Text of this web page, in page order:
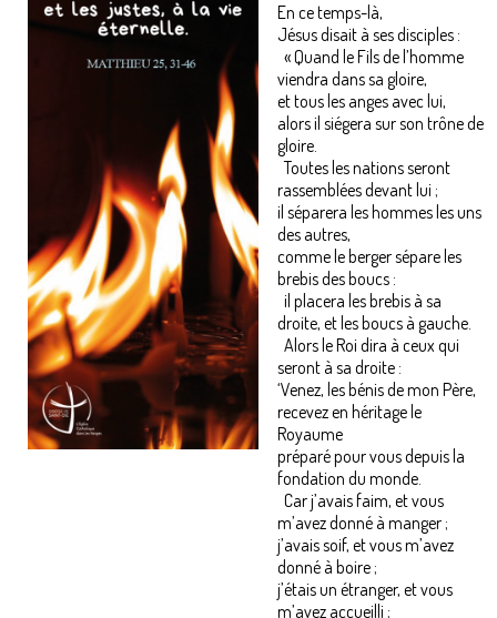
En ce temps-là,
Jésus disait à ses disciples :
« Quand le Fils de l’homme
viendra dans sa gloire,
et tous les anges avec lui,
alors il siégera sur son trône de
gloire.
Toutes les nations seront
rassemblées devant lui ;
il séparera les hommes les uns
des autres,
comme le berger sépare les
brebis des boucs :
il placera les brebis à sa
droite, et les boucs à gauche.
Alors le Roi dira à ceux qui
seront à sa droite :
‘Venez, les bénis de mon Père,
recevez en héritage le
Royaume
préparé pour vous depuis la
fondation du monde.
Car j’avais faim, et vous
m’avez donné à manger ;
j’avais soif, et vous m’avez
donné à boire ;
j’étais un étranger, et vous
m’avez accueilli ;